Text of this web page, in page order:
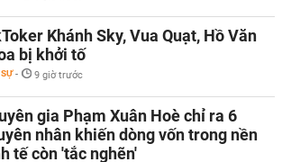
Khánh Sky, Vua Quạt, Hồ Văn
bị khởi tố
- 9 giờ trước
gia Phạm Xuân Hoè chỉ ra 6
nhân khiến dòng vốn trong nền
tế còn 'tắc nghẽn'